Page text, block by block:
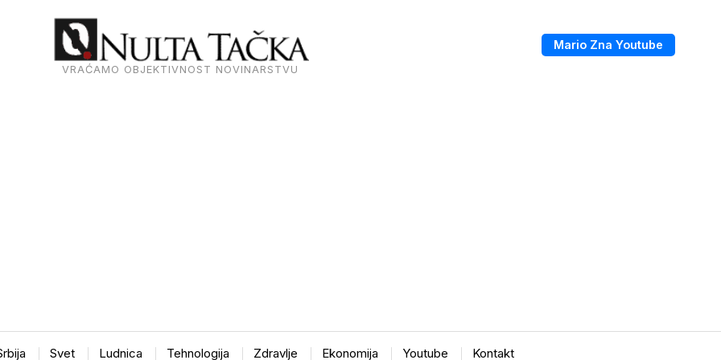
VRAĆAMO OBJEKTIVNOST NOVINARSTVU
Mario Zna Youtube
Svet Ludnica Tehnologija Zdravlje Ekonomija Youtube Kontakt